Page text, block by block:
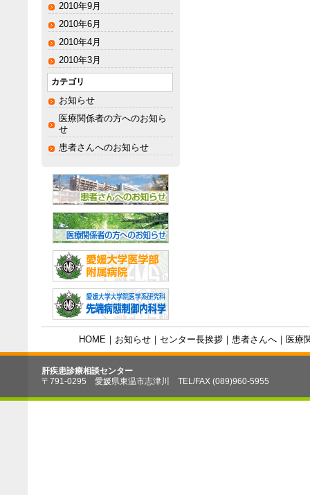
2010年9月
2010年6月
2010年4月
2010年3月
カテゴリ
お知らせ
医療関係者の方へのお知ら
せ
患者さんへのお知らせ
HOME ｜ お知らせ ｜ センター長挨拶 ｜ 患者さんへ ｜ 医療
肝疾患診療相談センター
〒791-0295 愛媛県東温市志津川 TEL/FAX (089)960-5955